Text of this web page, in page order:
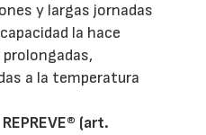
y largas jornadas
la hace
prolongadas,
a la temperatura
(art.